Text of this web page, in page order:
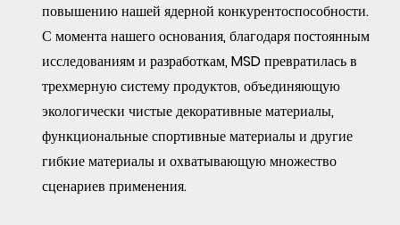
повышению нашей ядерной конкурентоспособности.
С момента нашего основания, благодаря постоянным
исследованиям и разработкам, MSD превратилась в
трехмерную систему продуктов, объединяющую
экологически чистые декоративные материалы,
функциональные спортивные материалы и другие
гибкие материалы и охватывающую множество
сценариев применения.